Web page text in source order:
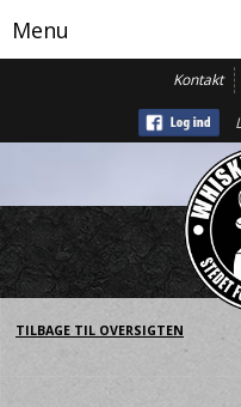
Kontakt
Menu
TILBAGE TIL OVERSIGTEN